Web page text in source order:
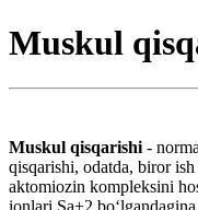
Muskul
Muskul qisqarishi -
qisqarishi, odatda, biror
aktomiozin kompleksini
ionlari Sa+2